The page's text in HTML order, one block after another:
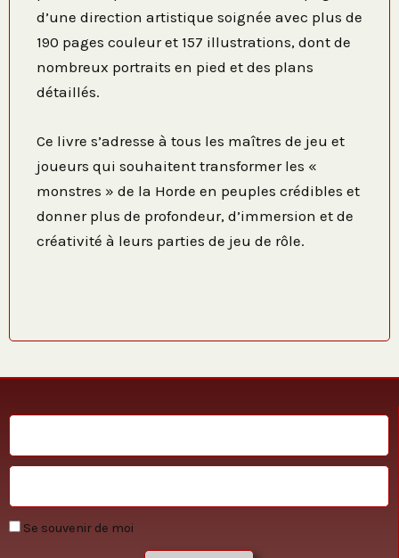
d’une direction artistique soignée avec plus de
190 pages couleur et 157 illustrations, dont de
nombreux portraits en pied et des plans
détaillés.
Ce livre s’adresse à tous les maîtres de jeu et
joueurs qui souhaitent transformer les «
monstres » de la Horde en peuples crédibles et
donner plus de profondeur, d’immersion et de
créativité à leurs parties de jeu de rôle.
Se souvenir de moi